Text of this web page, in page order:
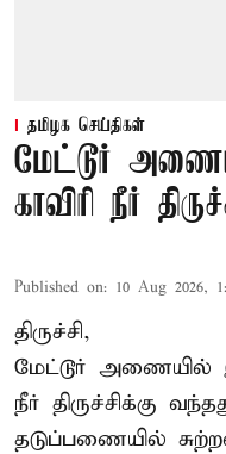
தமிழக செய்திகள்
மேட்டூர்
காவிரி நீர்
Published on: 10 Aug 2026,
திருச்சி,
மேட்டூர் அணையில்
நீர் திருச்சிக்கு
தடுப்பணையில்